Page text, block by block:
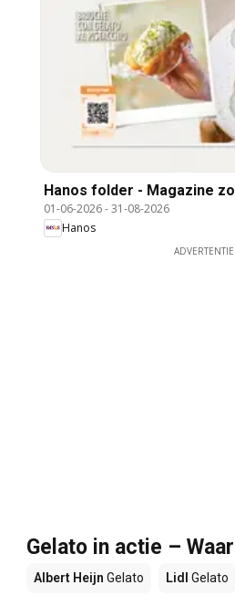
Hanos folder - Magazine
01-06-2026-31-08-2026
Hanos
ADVERTENTIE
Gelato in actie –
Albert Heijn Gelato Lidl Gelato